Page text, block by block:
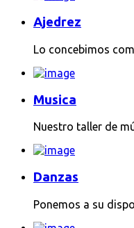
Ajedrez
Lo concebimos
Musica
Nuestro taller de
Danzas
Ponemos a su